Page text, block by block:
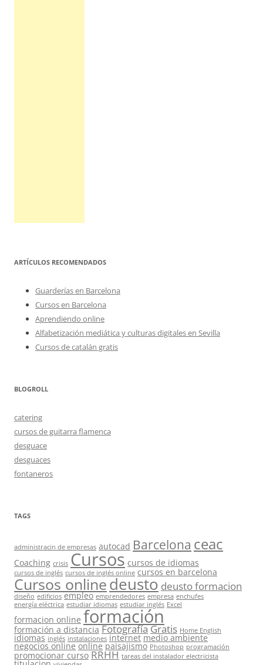
ARTÍCULOS RECOMENDADOS
Guarderías en Barcelona
Cursos en Barcelona
Aprendiendo online
Alfabetización mediática y culturas digitales en Sevilla
Cursos de catalán gratis
BLOGROLL
catering
cursos de guitarra flamenca
desguace
desguaces
fontaneros
TAGS
administracin de empresas autocad Barcelona ceac
Coaching crisis Cursos cursos de idiomas
cursos de inglés cursos de inglés online cursos en barcelona
Cursos onlinedeusto deusto formacion
diseño edificios empleo emprendedores empresa enchufes
energía eléctrica estudiar idiomas estudiar inglés Excel
formacion online formación
formación a distancia FotografíaGratis Home English
idiomas inglés instalaciones internet medio ambiente
negocios online online paisajismo Photoshop programación
promocionar curso RRHH tareas del instalador electricista